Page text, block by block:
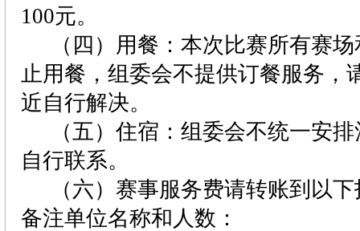
100元。
（四）用餐：本次比赛所有赛
止用餐，组委会不提供订餐服务，
近自行解决。
（五）住宿：组委会不统一安
自行联系。
（六）赛事服务费请转账到以
备注单位名称和人数：